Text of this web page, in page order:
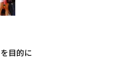
目的に